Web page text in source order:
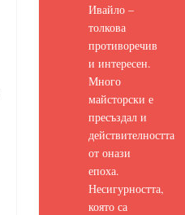
Ивайло –
толкова
противоречив
и интересен.
Много
майсторски е
пресъздал и
действителността
от онази
епоха.
Несигурността,
която са